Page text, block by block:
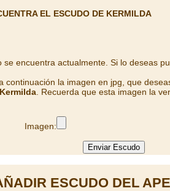
EL ESCUDO DE KERMILDA
se encuentra actualmente. Si lo deseas
continuación la imagen en jpg, que
. Recuerda que esta imagen la
Imagen:
ESCUDO DEL